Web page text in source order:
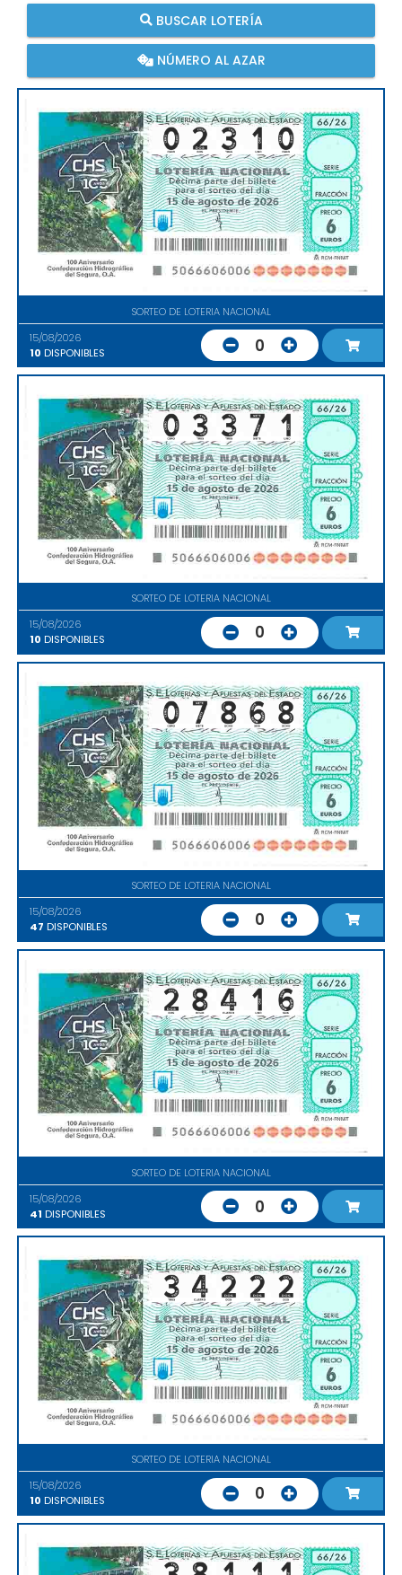
BUSCAR LOTERÍA
NÚMERO AL AZAR
SORTEO DE LOTERIA NACIONAL
15/08/2026
10 DISPONIBLES 0
SORTEO DE LOTERIA NACIONAL
15/08/2026
10 DISPONIBLES 0
SORTEO DE LOTERIA NACIONAL
15/08/2026
47 DISPONIBLES 0
SORTEO DE LOTERIA NACIONAL
15/08/2026
41 DISPONIBLES 0
SORTEO DE LOTERIA NACIONAL
15/08/2026
10 DISPONIBLES 0